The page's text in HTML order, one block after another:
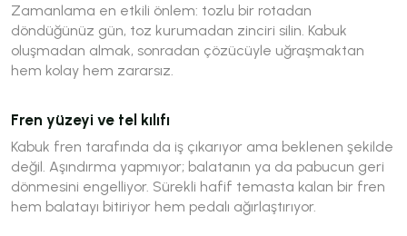
Zamanlama en etkili önlem: tozlu bir rotadan
döndüğünüz gün, toz kurumadan zinciri silin. Kabuk
oluşmadan almak, sonradan çözücüyle uğraşmaktan
hem kolay hem zararsız.
Fren yüzeyi ve tel kılıfı
Kabuk fren tarafında da iş çıkarıyor ama beklenen şekilde
değil. Aşındırma yapmıyor; balatanın ya da pabucun geri
dönmesini engelliyor. Sürekli hafif temasta kalan bir fren
hem balatayı bitiriyor hem pedalı ağırlaştırıyor.